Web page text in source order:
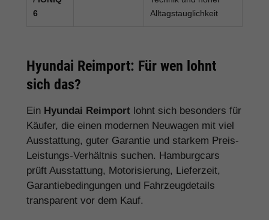
6
Alltagstauglichkeit
Hyundai Reimport: Für wen lohnt
sich das?
Ein Hyundai Reimport lohnt sich besonders für
Käufer, die einen modernen Neuwagen mit viel
Ausstattung, guter Garantie und starkem Preis-
Leistungs-Verhältnis suchen. Hamburgcars
prüft Ausstattung, Motorisierung, Lieferzeit,
Garantiebedingungen und Fahrzeugdetails
transparent vor dem Kauf.